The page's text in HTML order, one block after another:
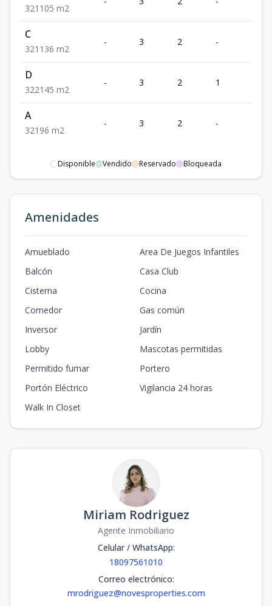
321 105 m2
C
321 136 m2
- 3 2 -
D
322145 m2
- 3 2 1
A
321 96 m2
- 3 2 -
Disponible Vendido Reservado Bloqueada
Amenidades
Amueblado
Area De Juegos Infantiles
Balcón
Casa Club
Cisterna
Cocina
Comedor
Gas común
Inversor
Jardín
Lobby
Mascotas permitidas
Permitido fumar
Portero
Portón Eléctrico
Vigilancia 24 horas
Walk In Closet
Miriam Rodriguez
Agente Inmobiliario
Celular / WhatsApp:
18097561010
Correo electrónico:
mrodriguez@novesproperties.com